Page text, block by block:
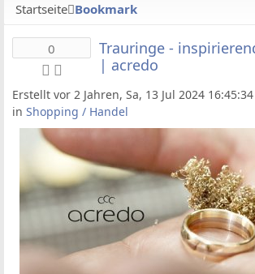
Startseite Bookmark
0
Trauringe -
| acredo
Erstellt vor 2 Jahren, Sa, 13 Jul 2024
in Shopping / Handel